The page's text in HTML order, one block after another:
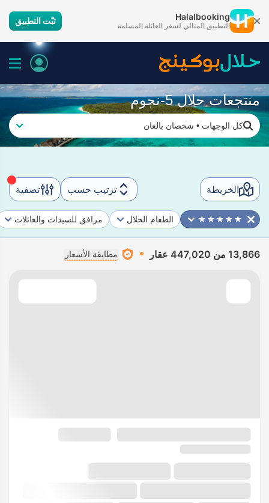
Halalbooking
التطبيق المثالي لسفر العائلة المسلمة ثبّت التطبيق
منتجعات حلال 5-نجوم
كل الوجهات • شخصان بالغان
الخريطة ترتيب حسب تصفية
★★★★★ الطعام الحلال مرافق للسيدات والعائلات
13,866 من 447,020 عقار مطابقة الأسعار